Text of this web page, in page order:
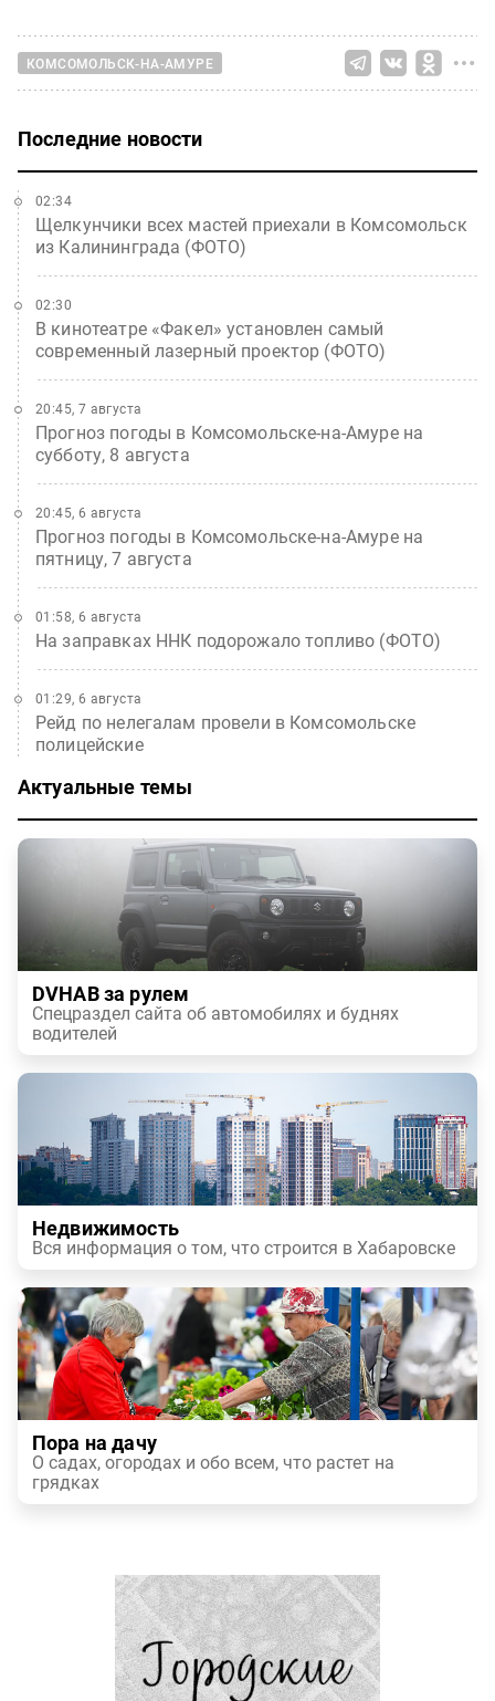
КОМСОМОЛЬСК-НА-АМУРЕ
Последние новости
Щелкунчики всех мастей приехали в Комсомольск
из Калининграда (ФОТО)
02:34
В кинотеатре «Факел» установлен самый
современный лазерный проектор (ФОТО)
02:30
Прогноз погоды в Комсомольске-на-Амуре на
субботу, 8 августа
20:45, 7 августа
Прогноз погоды в Комсомольске-на-Амуре на
пятницу, 7 августа
20:45, 6 августа
На заправках ННК подорожало топливо (ФОТО)
01:58, 6 августа
Рейд по нелегалам провели в Комсомольске
полицейские
01:29, 6 августа
Актуальные темы
DVHAB за рулем
Спецраздел сайта об автомобилях и буднях
водителей
Недвижимость
Вся информация о том, что строится в Хабаровске
Пора на дачу
О садах, огородах и обо всем, что растет на
грядках